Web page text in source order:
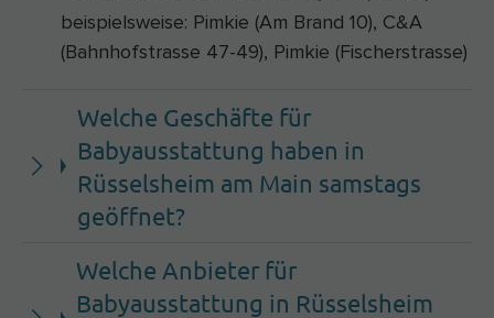
beispielsweise: Pimkie (Am Brand 10), C&A
(Bahnhofstrasse 47-49), Pimkie (Fischerstrasse)
Welche Geschäfte für
Babyausstattung haben in
Rüsselsheim am Main samstags
geöffnet?
Welche Anbieter für
Babyausstattung in Rüsselsheim